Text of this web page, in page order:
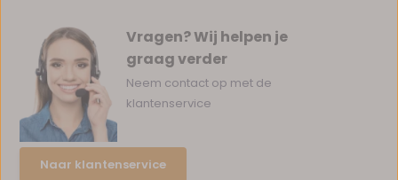
Vragen? Wij helpen je
graag verder
Neem contact op met de
klantenservice
Naar klantenservice